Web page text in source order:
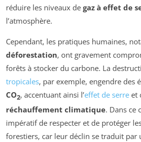
réduire les niveaux de gaz à effet de
l’atmosphère.
Cependant, les pratiques humaines,
déforestation, ont gravement
forêts à stocker du carbone. La
tropicales, par exemple, engendre des
CO2, accentuant ainsi l’effet de serre et
réchauffement climatique. Dans ce
impératif de respecter et de protéger
forestiers, car leur déclin se traduit par